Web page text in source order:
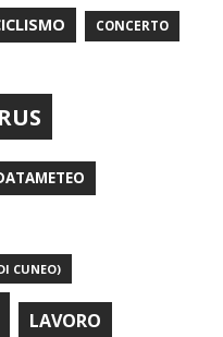
CONCERTO
CUNEO)
LAVORO